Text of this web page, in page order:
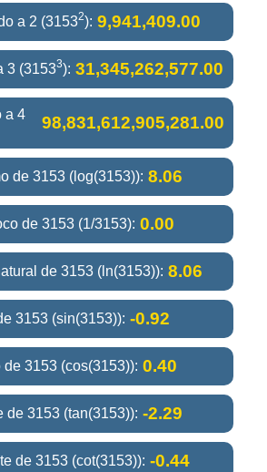
a 2 (31532): 9,941,409.00
3 (31533): 31,345,262,577.00
a 4
98,831,612,905,281.00
de 3153 (log(3153)): 8.06
de 3153 (1/3153): 0.00
de 3153 (ln(3153)): 8.06
3153 (sin(3153)): -0.92
de 3153 (cos(3153)): 0.40
de 3153 (tan(3153)): -2.29
de 3153 (cot(3153)): -0.44